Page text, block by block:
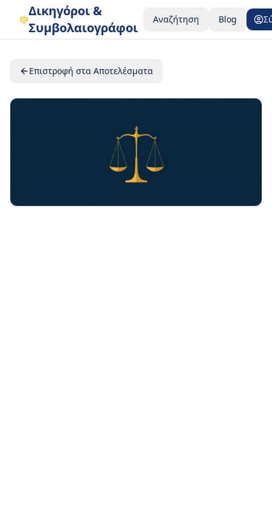
Δικηγόροι &
Συμβολαιογράφοι
Αναζήτηση Blog
Επιστροφή στα Αποτελέσματα